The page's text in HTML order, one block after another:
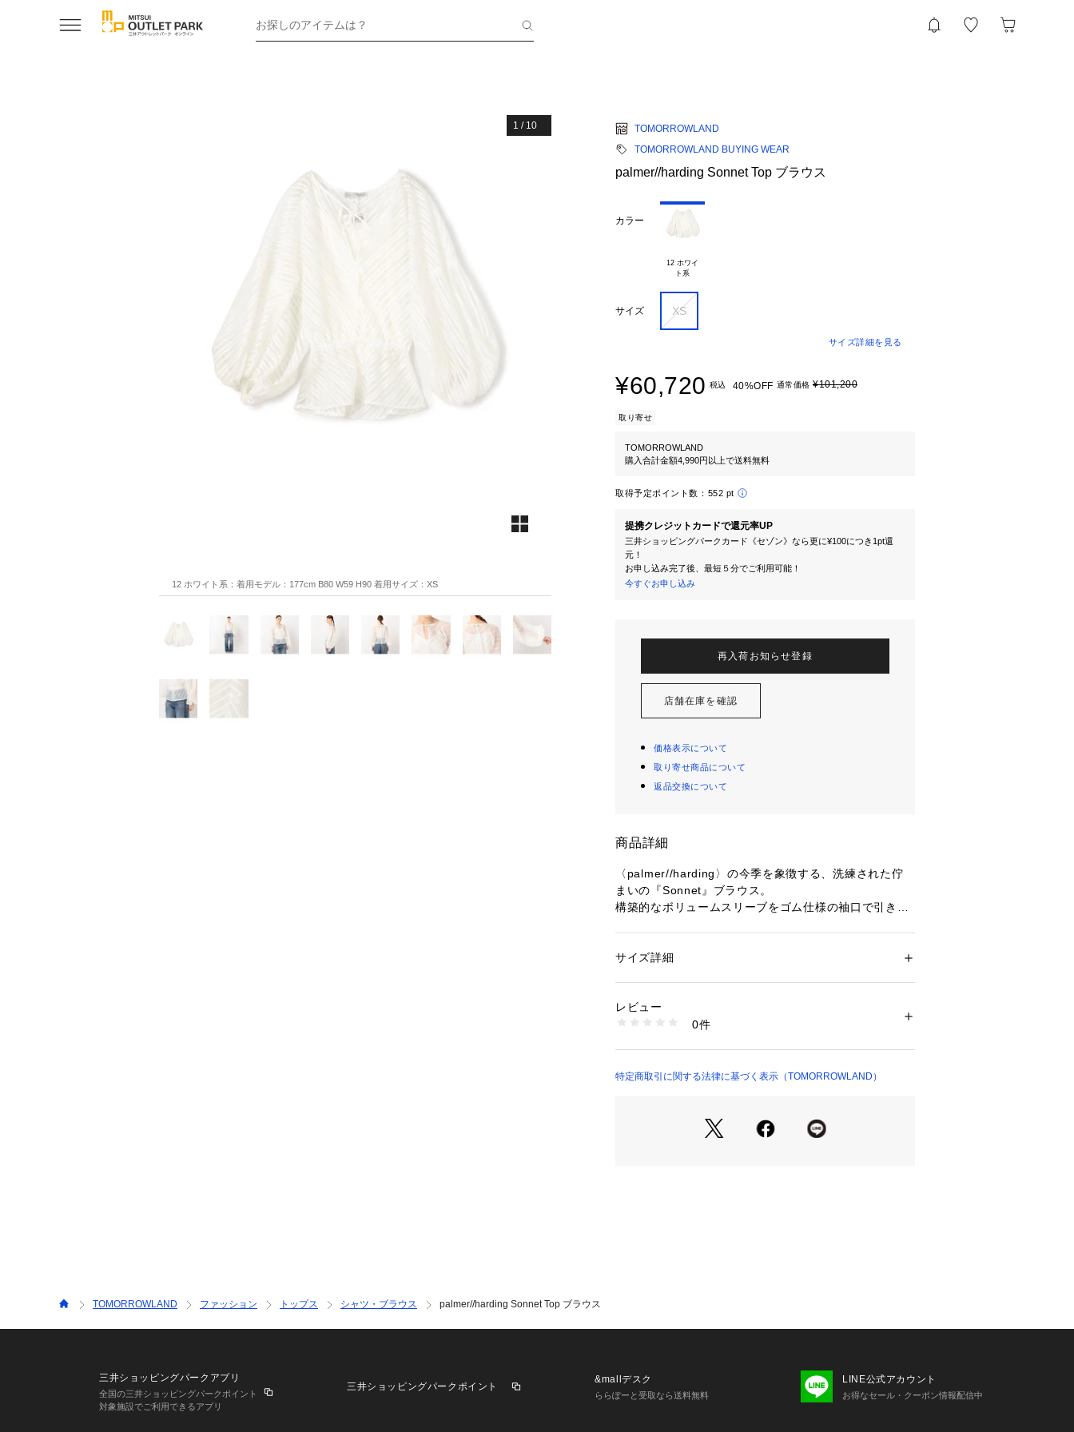
お探しのアイテムは？
1 / 10
12 ホワイト系：着用モデル：177cm B80 W59 H90 着用サイズ：XS
TOMORROWLAND
TOMORROWLAND BUYING WEAR
palmer//harding Sonnet Top ブラウス
カラー
12 ホワイ
サイズ XS
サイズ詳細を見る
¥60,720 税込 40%OFF 通常価格 ¥101,200
取り寄せ
TOMORROWLAND
購入合計金額4,990円以上で送料無料
取得予定ポイント数： 552 pt
提携クレジットカードで還元率UP
三井ショッピングパークカード《セゾン》なら更に¥100につき1pt還
元！
お申し込み完了後、最短５分でご利用可能！
今すぐお申し込み
再入荷お知らせ登録
店舗在庫を確認
価格表示について
取り寄せ商品について
返品交換について
商品詳細
〈palmer//harding〉の今季を象徴する、洗練された佇
まいの『Sonnet』ブラウス。
構築的なボリュームスリーブをゴム仕様の袖口で引き締
ウエストのシャーリングが柔らかな起伏を描き出し、計
存在感を放ちます。
日常のスタイルに鮮やかな個性を添え、纏う喜びを楽し
〈palmer//harding（パルマーハーディング）〉
なるのは、独創性と創造性への信念です。創設者のリー
バイ・パーマーとマシュー・ハーディングは、共にロン
商品番号:32-01-62-01015
性別：レディース
生産国：ポルトガル
洗濯：手洗い、漂白不可、タンブル乾燥不可、自然乾燥、アイロ
※詳しい洗濯方法については、商品の品質表示タグをご覧くださ
商品番号：1095000028437 （モール）
サイズ詳細
レビュー
0件
特定商取引に関する法律に基づく表示（TOMORROWLAND）
TOMORROWLAND ファッション トップス シャツ・ブラウス palmer//harding Sonnet Top ブラウス
三井ショッピングパークアプリ
全国の三井ショッピングパークポイント
対象施設でご利用できるアプリ
三井ショッピングパークポイント
&mallデスク
ららぽーと受取なら送料無料
LINE公式アカウント
お得なセール・クーポン情報配信中